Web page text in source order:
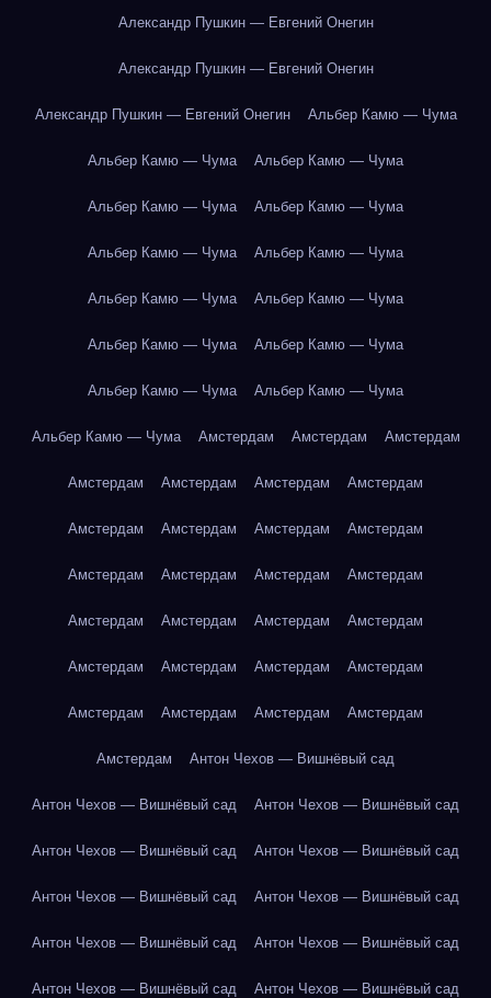
Александр Пушкин — Евгений Онегин
Александр Пушкин — Евгений Онегин
Александр Пушкин — Евгений Онегин Альбер Камю — Чума
Альбер Камю — Чума Альбер Камю — Чума
Альбер Камю — Чума Альбер Камю — Чума
Альбер Камю — Чума Альбер Камю — Чума
Альбер Камю — Чума Альбер Камю — Чума
Альбер Камю — Чума Альбер Камю — Чума
Альбер Камю — Чума Альбер Камю — Чума
Альбер Камю — Чума Амстердам Амстердам Амстердам
Амстердам Амстердам Амстердам Амстердам
Амстердам Амстердам Амстердам Амстердам
Амстердам Амстердам Амстердам Амстердам
Амстердам Амстердам Амстердам Амстердам
Амстердам Амстердам Амстердам Амстердам
Амстердам Амстердам Амстердам Амстердам
Амстердам Антон Чехов — Вишнёвый сад
Антон Чехов — Вишнёвый сад Антон Чехов — Вишнёвый сад
Антон Чехов — Вишнёвый сад Антон Чехов — Вишнёвый сад
Антон Чехов — Вишнёвый сад Антон Чехов — Вишнёвый сад
Антон Чехов — Вишнёвый сад Антон Чехов — Вишнёвый сад
Антон Чехов — Вишнёвый сад Антон Чехов — Вишнёвый сад